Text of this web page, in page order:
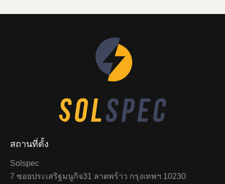
สถานที่ตั้ง
Solspec
7 ซอยประเสริฐมนูกิจ31 ลาดพร้าว กรุงเทพฯ 10230